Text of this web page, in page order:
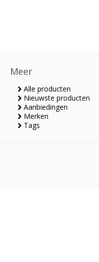
Meer
Alle producten
Nieuwste producten
Aanbiedingen
Merken
Tags